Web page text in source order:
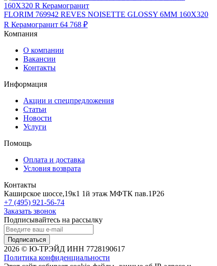
FLORIM 769942 REVES NOISETTE GLOSSY 6MM 160X320
R Керамогранит 64 768 ₽
Компания
О компании
Вакансии
Контакты
Информация
Акции и спецпредложения
Статьи
Новости
Услуги
Помощь
Оплата и доставка
Условия возврата
Контакты
Каширское шоссе,19к1 1й этаж МФТК пав.1Р26
+7 (495) 921-56-74
Заказать звонок
Подписывайтесь на рассылку
Подписаться
2026 © Ю-ТРЭЙД ИНН 7728190617
Политика конфиденциальности